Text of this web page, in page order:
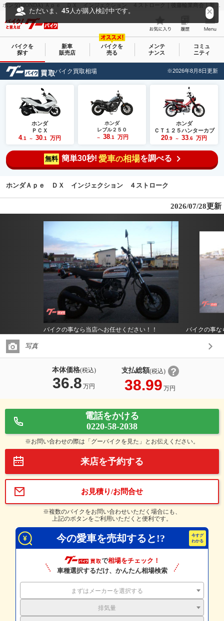
ホンダ(HONDA) Ａｐｅ ＤＸ インジェクション ４ストローク｜後藤輪業商会｜新車・中古バイクなら【グーバイク(GooBike)】
ただいま、45 人が購入検討中です。
バイクを
探す
新車
販売店
バイクを
売る
メンテ
ナンス
コミュ
ニティ
バイク買取相場 ※2026年8月8日更新
ホンダ
ＰＣＸ
4.1 ～ 30 .1 万円
ホンダ
レブル２５０
～ 38.1 万円
ホンダ
ＣＴ１２５ハンターカブ
20 .9 ～ 33 .6 万円
無料 簡単30秒! 愛車の相場を調べる
ホンダＡｐｅ ＤＸ インジェクション ４ストローク
2026/07/28更新
バイクの事なら当店へお任せください！！ バイクの事な
写真
本体価格(税込)
36.8 万円
支払総額(税込)
38.99 万円
電話をかける
0220-58-2038
※お問い合わせの際は「グーバイクを見た」とお伝えください。
来店を予約する
お見積り/お問合せ
※複数のバイクをお問い合わせいただく場合にも、
上記のボタンをご利用いただくと便利です。
今の愛車を売却すると!?
で相場をチェック！
車種選択するだけ、かんたん相場検索
まずはメーカーを選択する
排気量